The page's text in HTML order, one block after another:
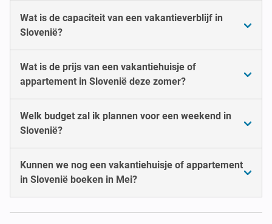
Wat is de capaciteit van een vakantieverblijf in
Slovenië?
Wat is de prijs van een vakantiehuisje of
appartement in Slovenië deze zomer?
Welk budget zal ik plannen voor een weekend in
Slovenië?
Kunnen we nog een vakantiehuisje of appartement
in Slovenië boeken in Mei?